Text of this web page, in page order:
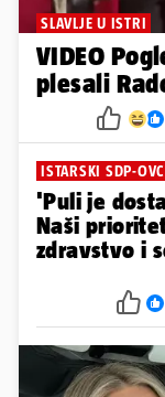
SLAVLJE U ISTRI
VIDEO
ISTARSKI SDP-
'Puli je
Naši
zdravstvo i